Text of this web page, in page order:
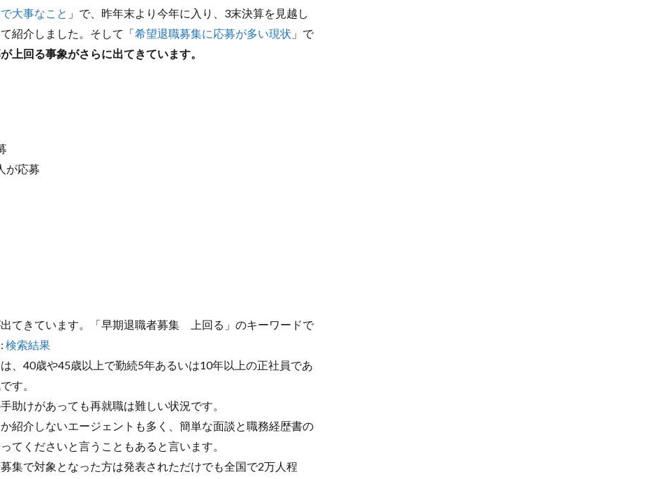
大事なこと 」で、昨年末より今年に入り、3末決算を見越し
紹介しました。そして「希望退職募集に応募が多い現状 」で
上回る事象がさらに出てきています。
が応募
てきています。「早期退職者募集 上回る」のキーワードで
検索結果
、40歳や45歳以上で勤続5年あるいは10年以上の正社員であ
す。
助けがあっても再就職は難しい状況です。
紹介しないエージェントも多く、簡単な面談と職務経歴書の
てくださいと言うこともあると言います。
集で対象となった方は発表されただけでも全国で2万人程